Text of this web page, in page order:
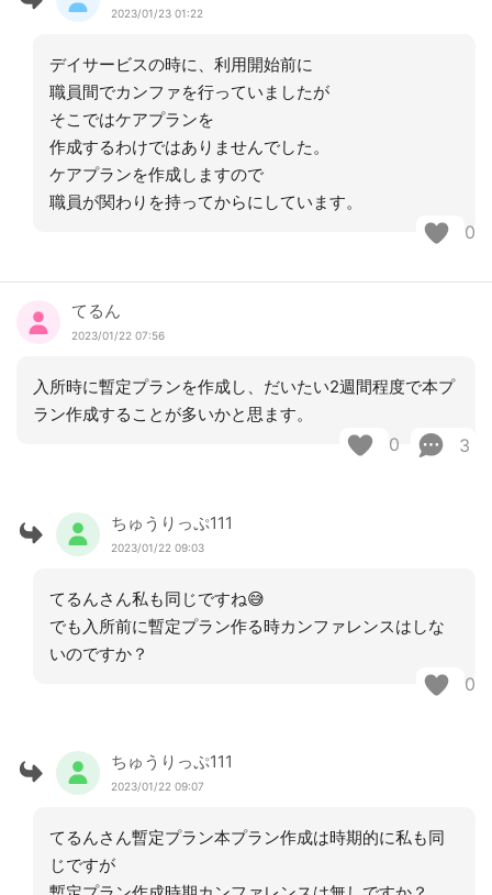
2023/01/23 01:22
デイサービスの時に、利用開始前に
職員間でカンファを行っていましたが
そこではケアプランを
作成するわけではありませんでした。
ケアプランを作成しますので
職員が関わりを持ってからにしています。
0
てるん
2023/01/22 07:56
入所時に暫定プランを作成し、だいたい2週間程度で本プ
ラン作成することが多いかと思ます。
0 3
ちゅうりっぷ111
2023/01/22 09:03
てるんさん私も同じですね😅
でも入所前に暫定プラン作る時カンファレンスはしな
いのですか？
0
ちゅうりっぷ111
2023/01/22 09:07
てるんさん暫定プラン本プラン作成は時期的に私も同
じですが